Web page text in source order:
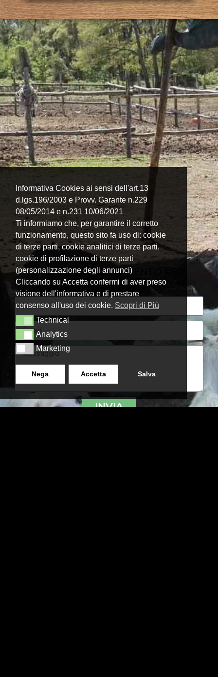
Informativa Cookies ai sensi dell'art.13
d.lgs.196/2003 e Provv. Garante n.229
08/05/2014 e n.231 10/06/2021
Ti informiamo che, per garantire il corretto
funzionamento, questo sito fa uso di: cookie
di terze parti, cookie analitici di terze parti,
cookie di profilazione di terze parti
(personalizzazione degli annunci)
Cliccando su Accetta confermi di aver preso
visione dell'informativa e di prestare
consenso all'uso dei cookie. Scopri di Più
TechnicalTechnical
AnalyticsAnalytics
MarketingMarketing
Nega Accetta Salva
PRENDI APPUNTAMENTO PER
L'AFFIDAMENTO
INVIA